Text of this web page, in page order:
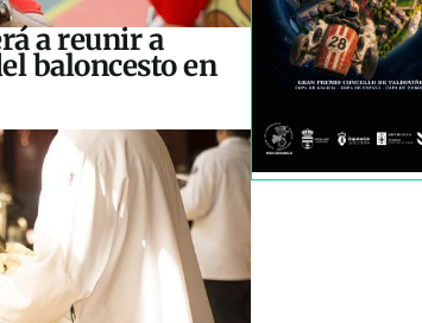
a reunir a
baloncesto en